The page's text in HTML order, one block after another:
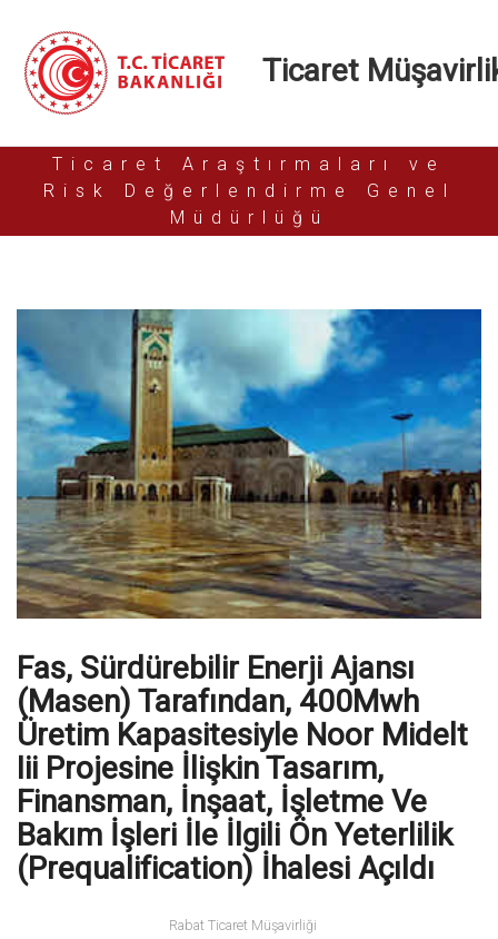
Ticaret
Ticaret Araştırmaları ve
Risk Değerlendirme Genel
Müdürlüğü
Fas, Sürdürebilir Enerji Ajansı
(Masen) Tarafından, 400Mwh
Üretim Kapasitesiyle Noor Midelt
Iii Projesine İlişkin Tasarım,
Finansman, İnşaat, İşletme Ve
Bakım İşleri İle İlgili Ön Yeterlilik
(Prequalification) İhalesi Açıldı
Rabat Ticaret Müşavirliği